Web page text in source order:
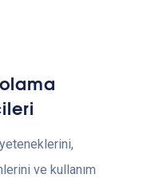
ve kullanım